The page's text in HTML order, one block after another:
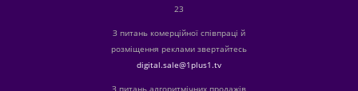
23
З питань комерційної співпраці й
розміщення реклами звертайтесь
digital.sale@1plus1.tv